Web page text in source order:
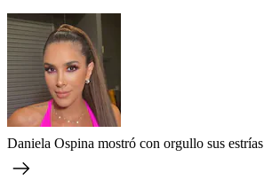
Daniela Ospina mostró con orgullo sus estrías